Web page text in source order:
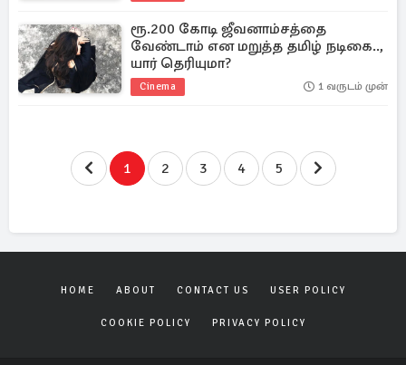
ரூ.200 கோடி ஜீவனாம்சத்தை
வேண்டாம் என மறுத்த தமிழ் நடிகை..,
யார் தெரியுமா?
Cinema 1 வருடம் முன்
1 2 3 4 5
HOME ABOUT CONTACT US USER POLICY
COOKIE POLICY PRIVACY POLICY